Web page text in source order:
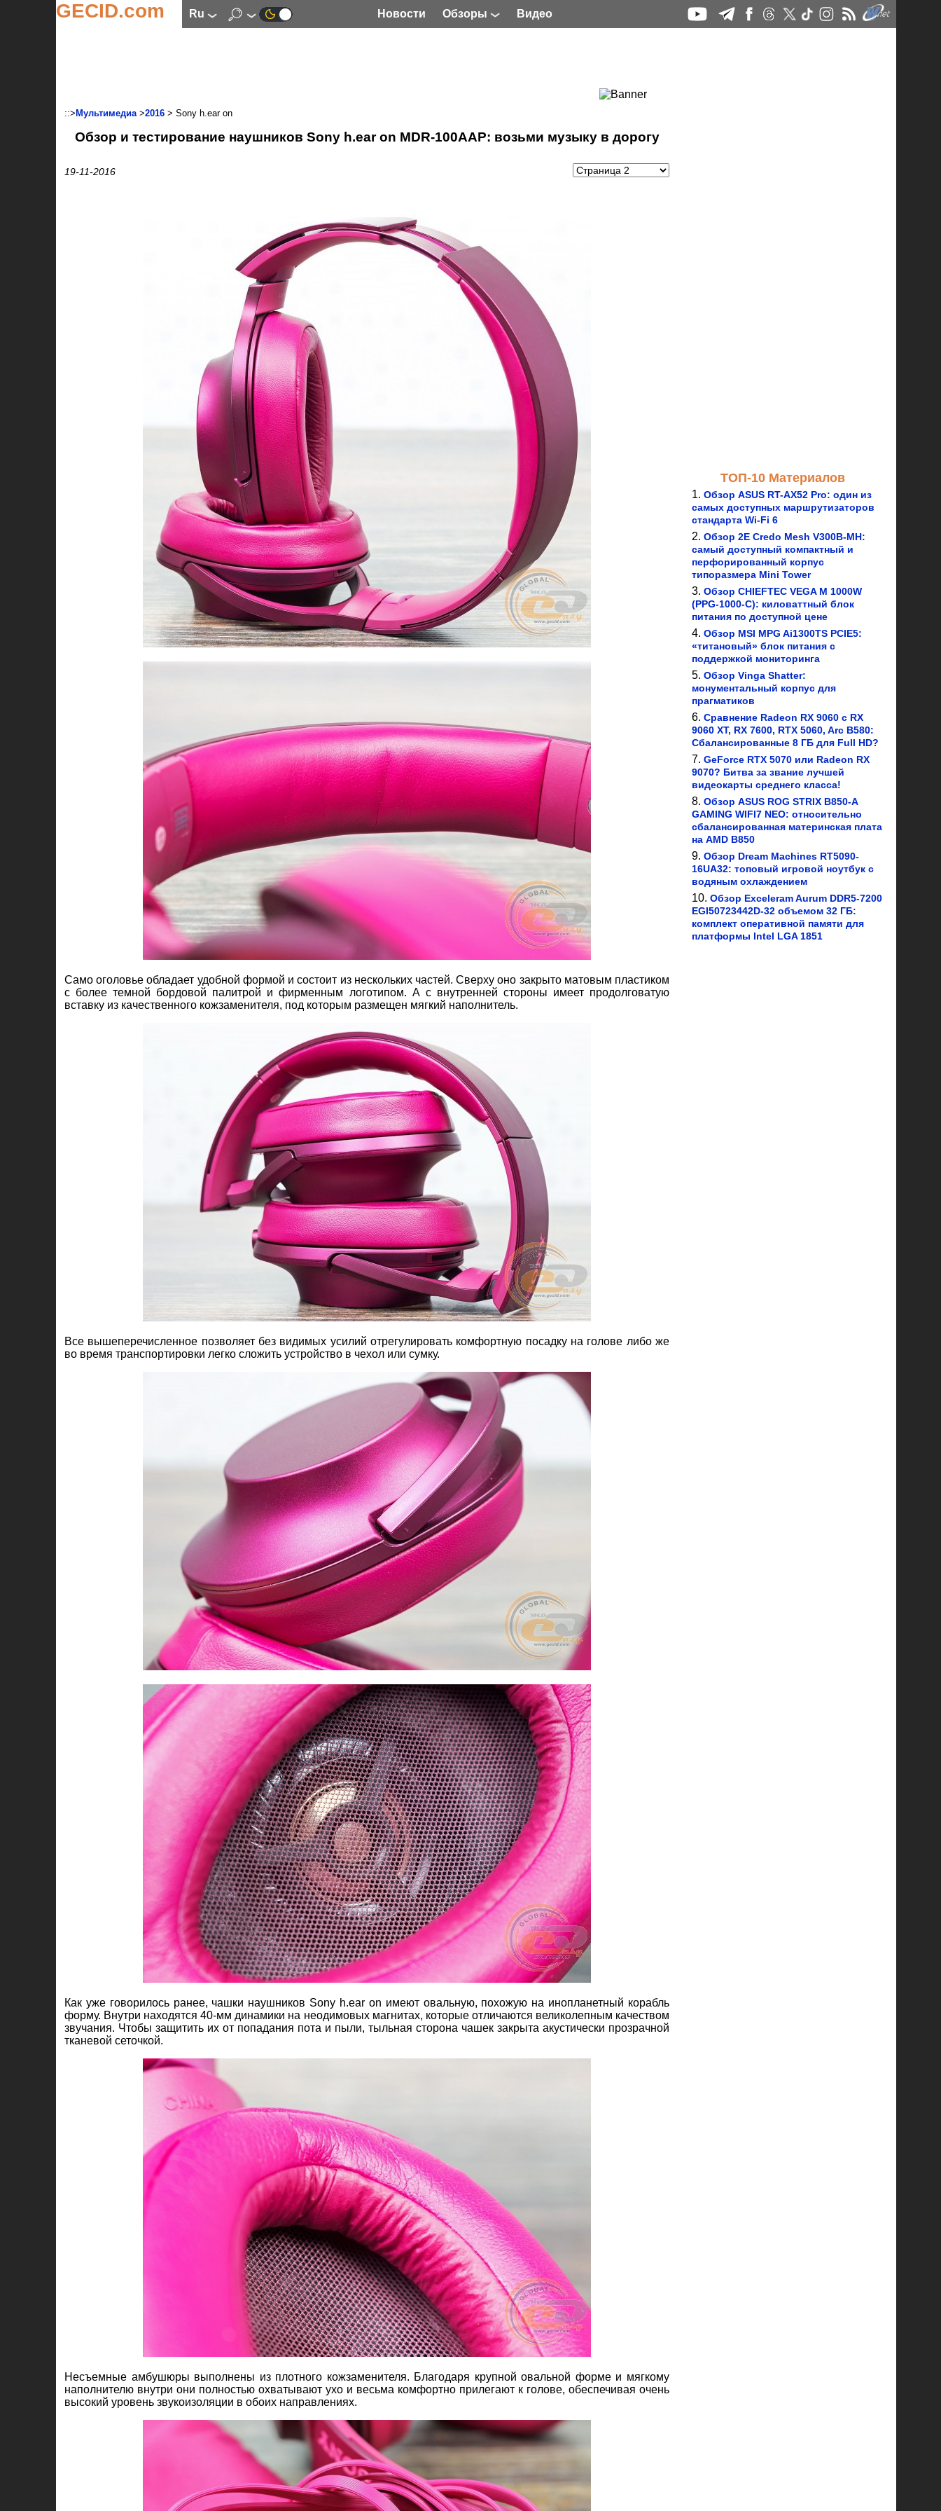
GECID.com ru Новости Обзоры Видео
::> Мультимедиа>2016 > Sony h.ear on
Обзор и тестирование наушников Sony h.ear on MDR-100AAP: возьми музыку в дорогу
19-11-2016
Само оголовье обладает удобной формой и состоит из нескольких частей. Сверху оно закрыто матовым пластиком
с более темной бордовой палитрой и фирменным логотипом. А с внутренней стороны имеет продолговатую
вставку из качественного кожзаменителя, под которым размещен мягкий наполнитель.
Все вышеперечисленное позволяет без видимых усилий отрегулировать комфортную посадку на голове либо же
во время транспортировки легко сложить устройство в чехол или сумку.
Как уже говорилось ранее, чашки наушников Sony h.ear on имеют овальную, похожую на инопланетный корабль
форму. Внутри находятся 40-мм динамики на неодимовых магнитах, которые отличаются великолепным качеством
звучания. Чтобы защитить их от попадания пота и пыли, тыльная сторона чашек закрыта акустически прозрачной
тканевой сеточкой.
Несъемные амбушюры выполнены из плотного кожзаменителя. Благодаря крупной овальной форме и мягкому
наполнителю внутри они полностью охватывают ухо и весьма комфортно прилегают к голове, обеспечивая очень
высокий уровень звукоизоляции в обоих направлениях.
ТОП-10 Материалов
Обзор ASUS RT-AX52 Pro: один из
самых доступных маршрутизаторов
стандарта Wi-Fi 6
Обзор 2E Credo Mesh V300B-MH:
самый доступный компактный и
перфорированный корпус
типоразмера Mini Tower
Обзор CHIEFTEC VEGA M 1000W
(PPG-1000-C): киловаттный блок
питания по доступной цене
Обзор MSI MPG Ai1300TS PCIE5:
«титановый» блок питания с
поддержкой мониторинга
Обзор Vinga Shatter:
монументальный корпус для
прагматиков
Сравнение Radeon RX 9060 с RX
9060 XT, RX 7600, RTX 5060, Arc B580:
Сбалансированные 8 ГБ для Full HD?
GeForce RTX 5070 или Radeon RX
9070? Битва за звание лучшей
видеокарты среднего класса!
Обзор ASUS ROG STRIX B850-A
GAMING WIFI7 NEO: относительно
сбалансированная материнская плата
на AMD B850
Обзор Dream Machines RT5090-
16UA32: топовый игровой ноутбук с
водяным охлаждением
Обзор Exceleram Aurum DDR5-7200
EGI50723442D-32 объемом 32 ГБ:
комплект оперативной памяти для
платформы Intel LGA 1851